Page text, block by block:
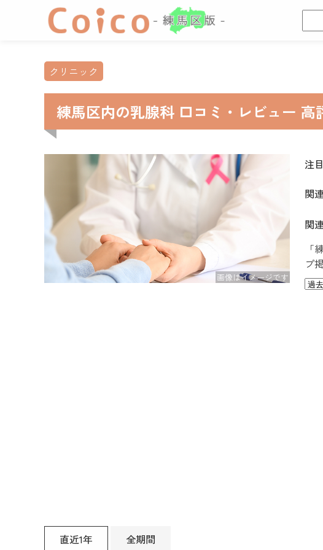
索:
クリニック
練馬区内の乳腺科 口コミ・レビュー 高
注
関
関
「
プ
直近1年
全期間